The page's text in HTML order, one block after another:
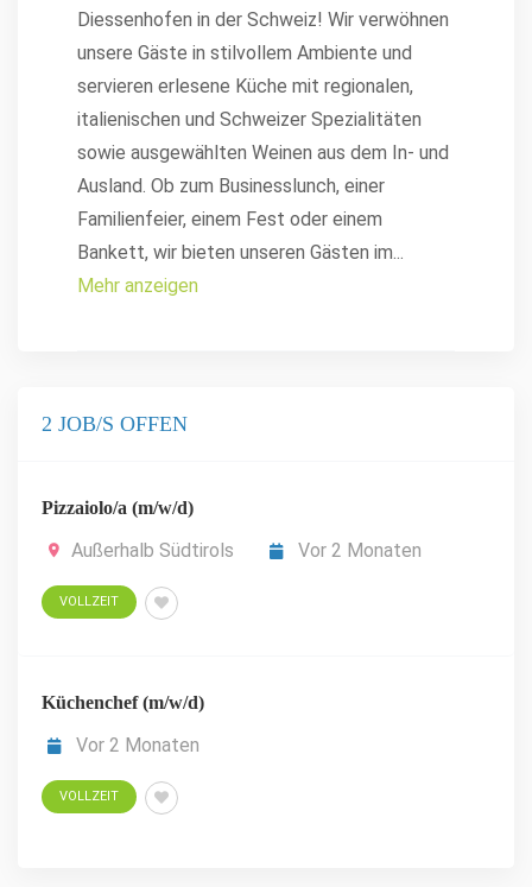
Diessenhofen in der Schweiz! Wir verwöhnen
unsere Gäste in stilvollem Ambiente und
servieren erlesene Küche mit regionalen,
italienischen und Schweizer Spezialitäten
sowie ausgewählten Weinen aus dem In- und
Ausland. Ob zum Businesslunch, einer
Familienfeier, einem Fest oder einem
Bankett, wir bieten unseren Gästen im...
Mehr anzeigen
2 JOB/S OFFEN
Pizzaiolo/a (m/w/d)
Außerhalb Südtirols Vor 2 Monaten
VOLLZEIT
Küchenchef (m/w/d)
Vor 2 Monaten
VOLLZEIT